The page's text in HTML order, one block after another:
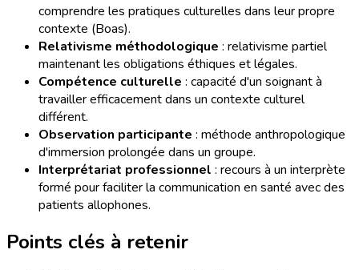
comprendre les pratiques culturelles dans leur propre
contexte (Boas).
Relativisme méthodologique : relativisme partiel
maintenant les obligations éthiques et légales.
Compétence culturelle : capacité d'un soignant à
travailler efficacement dans un contexte culturel
différent.
Observation participante : méthode anthropologique
d'immersion prolongée dans un groupe.
Interprétariat professionnel : recours à un interprète
formé pour faciliter la communication en santé avec des
patients allophones.
Points clés à retenir